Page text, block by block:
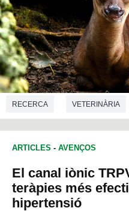
RECERCA VETERINÀRIA
ARTICLES - AVENÇOS
El canal iònic
teràpies més
hipertensió